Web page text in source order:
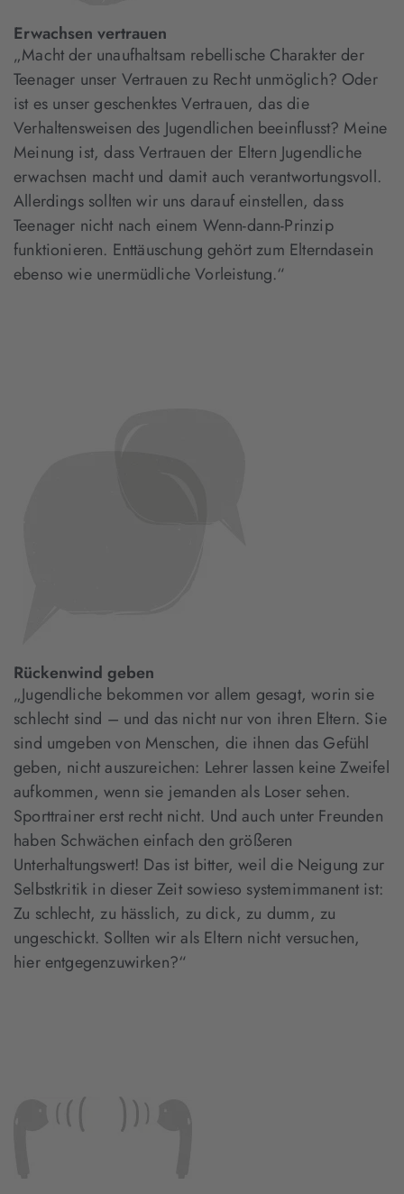
Erwachsen vertrauen
„Macht der unaufhaltsam rebellische Charakter der
Teenager unser Vertrauen zu Recht unmöglich? Oder
ist es unser geschenktes Vertrauen, das die
Verhaltensweisen des Jugendlichen beeinflusst? Meine
Meinung ist, dass Vertrauen der Eltern Jugendliche
erwachsen macht und damit auch verantwortungsvoll.
Allerdings sollten wir uns darauf einstellen, dass
Teenager nicht nach einem Wenn-dann-Prinzip
funktionieren. Enttäuschung gehört zum Elterndasein
ebenso wie unermüdliche Vorleistung.“
Rückenwind geben
„Jugendliche bekommen vor allem gesagt, worin sie
schlecht sind – und das nicht nur von ihren Eltern. Sie
sind umgeben von Menschen, die ihnen das Gefühl
geben, nicht auszureichen: Lehrer lassen keine Zweifel
aufkommen, wenn sie jemanden als Loser sehen.
Sporttrainer erst recht nicht. Und auch unter Freunden
haben Schwächen einfach den größeren
Unterhaltungswert! Das ist bitter, weil die Neigung zur
Selbstkritik in dieser Zeit sowieso systemimmanent ist:
Zu schlecht, zu hässlich, zu dick, zu dumm, zu
ungeschickt. Sollten wir als Eltern nicht versuchen,
hier entgegenzuwirken?“